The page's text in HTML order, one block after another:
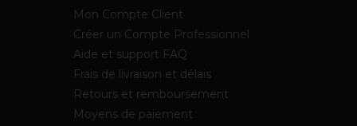
Mon Compte Client
Créer un Compte Professionnel
Aide et support FAQ
Frais de livraison et délais
Retours et remboursement
Moyens de paiement